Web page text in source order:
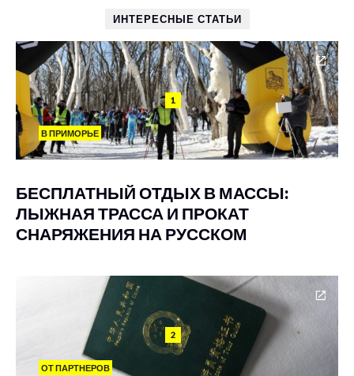
ИНТЕРЕСНЫЕ СТАТЬИ
1
В ПРИМОРЬЕ
БЕСПЛАТНЫЙ ОТДЫХ В МАССЫ:
ЛЫЖНАЯ ТРАССА И ПРОКАТ
СНАРЯЖЕНИЯ НА РУССКОМ
2
ОТ ПАРТНЕРОВ